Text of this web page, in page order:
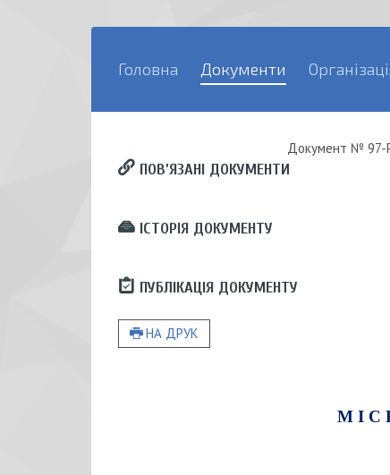
Головна Документи
Документ № 97-
ПОВ’ЯЗАНІ ДОКУМЕНТИ
ІСТОРІЯ ДОКУМЕНТУ
ПУБЛІКАЦІЯ ДОКУМЕНТУ
НА ДРУК
М І С